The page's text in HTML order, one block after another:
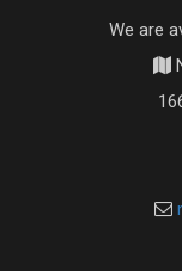
We are